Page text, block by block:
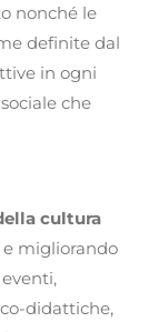
nonché le
definite dal
in ogni
che
cultura
migliorando
didattiche,